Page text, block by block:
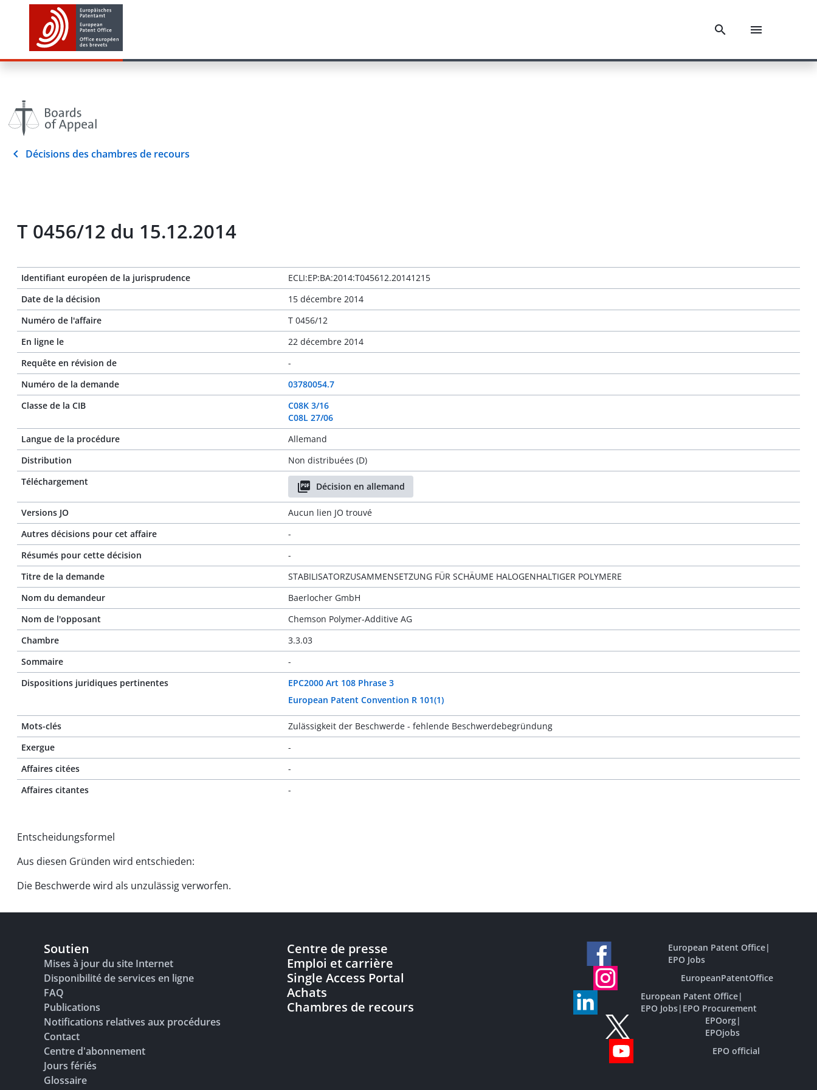
Décisions des chambres de recours
T 0456/12 du 15.12.2014
Identifiant européen de la jurisprudence
ECLI:EP:BA:2014:T045612.20141215
Date de la décision
15 décembre 2014
Numéro de l'affaire
T 0456/12
En ligne le
22 décembre 2014
Requête en révision de
-
Numéro de la demande
03780054.7
Classe de la CIB
C08K 3/16
C08L 27/06
Langue de la procédure
Allemand
Distribution
Non distribuées (D)
Téléchargement
Décision en allemand
Versions JO
Aucun lien JO trouvé
Autres décisions pour cet affaire
-
Résumés pour cette décision
-
Titre de la demande
STABILISATORZUSAMMENSETZUNG FÜR SCHÄUME HALOGENHALTIGER POLYMERE
Nom du demandeur
Baerlocher GmbH
Nom de l'opposant
Chemson Polymer-Additive AG
Chambre
3.3.03
Sommaire
-
Dispositions juridiques pertinentes
EPC2000 Art 108 Phrase 3
European Patent Convention R 101(1)
Mots-clés
Zulässigkeit der Beschwerde - fehlende Beschwerdebegründung
Exergue
-
Affaires citées
-
Affaires citantes
-
Entscheidungsformel
Aus diesen Gründen wird entschieden:
Die Beschwerde wird als unzulässig verworfen.
Soutien
Mises à jour du site Internet
Disponibilité de services en ligne
FAQ
Publications
Notifications relatives aux procédures
Contact
Centre d'abonnement
Jours fériés
Glossaire
Centre de presse
Emploi et carrière
Single Access Portal
Achats
Chambres de recours
European Patent Office|
EPO Jobs
EuropeanPatentOffice
European Patent Office|
EPO Jobs| EPO Procurement
EPOorg|
EPOjobs
EPO official